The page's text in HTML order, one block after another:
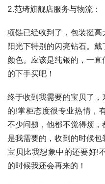
2.范琦旗舰店服务与物流：
项链已经收到了，包装挺
阳光下特别的闪亮钻石。
颜色。应该是纯银的，一
的下手买吧！
终于收到我需要的宝贝了
的!掌柜态度很专业热情，
不少问题，他都不觉得烦
是我需要的，收到的时候包
宝贝比我想象中的还要好!
的时候我还会再来的！